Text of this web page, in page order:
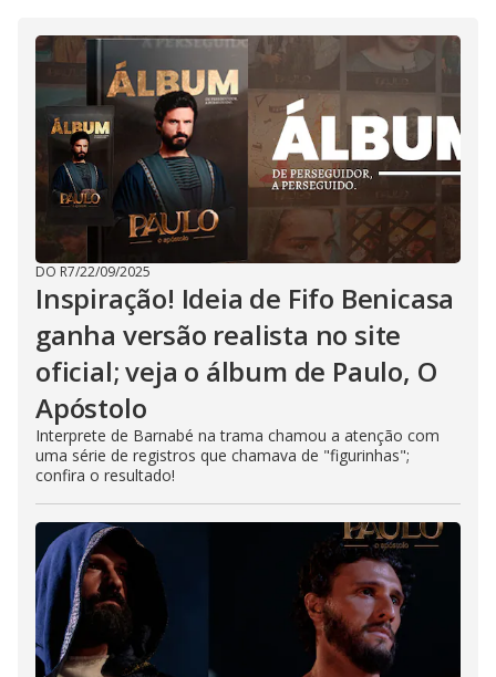
DO R7/22/09/2025
Inspiração! Ideia de Fifo Benicasa
ganha versão realista no site
oficial; veja o álbum de Paulo, O
Apóstolo
Interprete de Barnabé na trama chamou a atenção com
uma série de registros que chamava de "figurinhas";
confira o resultado!